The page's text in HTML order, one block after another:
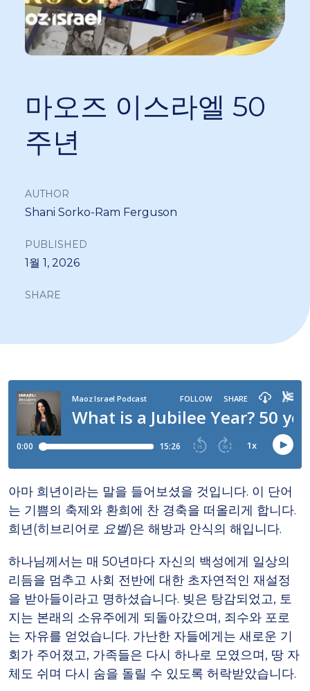
마오즈 이스라엘 50
주년
AUTHOR
Shani Sorko-Ram Ferguson
PUBLISHED
1월 1, 2026
SHARE
아마 희년이라는 말을 들어보셨을 것입니다. 이 단어
는 기쁨의 축제와 환희에 찬 경축을 떠올리게 합니다.
희년(히브리어로 요벨)은 해방과 안식의 해입니다.
하나님께서는 매 50년마다 자신의 백성에게 일상의
리듬을 멈추고 사회 전반에 대한 초자연적인 재설정
을 받아들이라고 명하셨습니다. 빚은 탕감되었고, 토
지는 본래의 소유주에게 되돌아갔으며, 죄수와 포로
는 자유를 얻었습니다. 가난한 자들에게는 새로운 기
회가 주어졌고, 가족들은 다시 하나로 모였으며, 땅 자
체도 쉬며 다시 숨을 돌릴 수 있도록 허락받았습니다.